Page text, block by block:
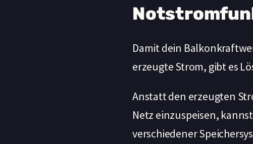
Damit dein
erzeugte Strom, gibt es
Anstatt den erzeugten
Netz einzuspeisen,
verschiedener